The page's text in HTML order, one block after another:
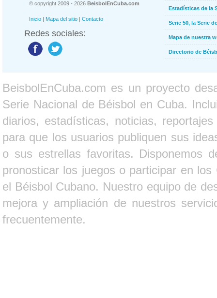
© copyright 2009 - 2026 BeisbolEnCuba.com
Inicio | Mapa del sitio | Contacto
Redes sociales:
Estadísticas de la
Serie 50, la Serie
Mapa de nuestra
Directorio de
BeisbolEnCuba.com es un proyecto
Serie Nacional de Béisbol en Cuba.
diarios, estadísticas, noticias,
para que los usuarios publiquen sus
o sus estrellas favoritas. Disponemos
pronosticar los juegos o participar en
el Béisbol Cubano. Nuestro equipo de
mejora y ampliación de nuestros
frecuentemente.